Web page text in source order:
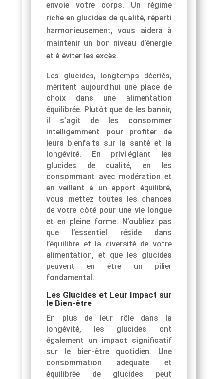
envoie votre corps. Un régime
riche en glucides de qualité, réparti
harmonieusement, vous aidera à
maintenir un bon niveau d’énergie
et à éviter les excès.
Les glucides, longtemps décriés,
méritent aujourd’hui une place de
choix dans une alimentation
équilibrée. Plutôt que de les bannir,
il s’agit de les consommer
intelligemment pour profiter de
leurs bienfaits sur la santé et la
longévité. En privilégiant les
glucides de qualité, en les
consommant avec modération et
en veillant à un apport équilibré,
vous mettez toutes les chances
de votre côté pour une vie longue
et en pleine forme. N’oubliez pas
que l’essentiel réside dans
l’équilibre et la diversité de votre
alimentation, et que les glucides
peuvent en être un pilier
fondamental.
Les Glucides et Leur Impact sur
le Bien-être
En plus de leur rôle dans la
longévité, les glucides ont
également un impact significatif
sur le bien-être quotidien. Une
consommation adéquate et
équilibrée de glucides peut